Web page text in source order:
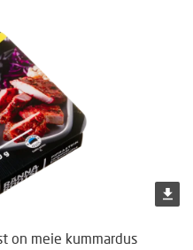
on meie kummardus